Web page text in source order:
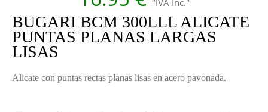
"IVA Inc."
BUGARI BCM 300LLL ALICATE
PUNTAS PLANAS LARGAS
LISAS
Alicate con puntas rectas planas lisas en acero pavonada.